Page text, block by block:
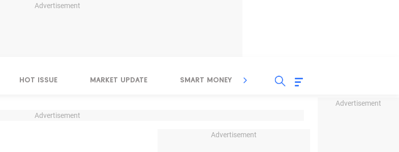
Advertisement
Advertisement
HOT ISSUE MARKET UPDATE SMART MONEY INSPIRASI BISNIS
Advertisement
Advertisement